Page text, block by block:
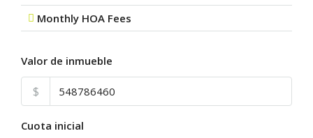
Monthly HOA Fees
Valor de inmueble
$
Cuota inicial